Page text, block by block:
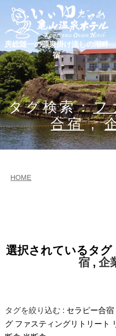
房総随一の源泉掛け流しの湖畔
宿
タグ検索：フ
合宿,
HOME
選択されているタグ
宿, 企
タグを絞り込む : セラピー合宿
グ ファスティングリトリート